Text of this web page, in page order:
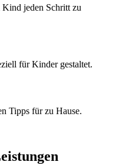
jeden Schritt zu
für Kinder gestaltet.
Tipps für zu Hause.